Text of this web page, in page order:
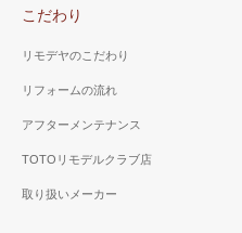
こだわり
リモデヤのこだわり
リフォームの流れ
アフターメンテナンス
TOTOリモデルクラブ店
取り扱いメーカー